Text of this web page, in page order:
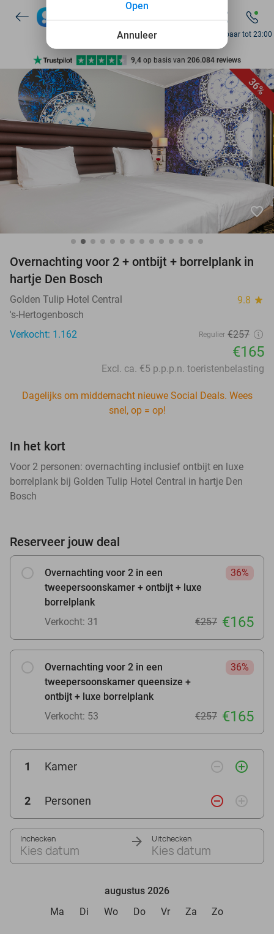
7 dagen per week beschikbaar
10+ miljoen leden
9,4 op basis van 206.084 reviews
Ontdek 15.000+ deals
7 dagen per week beschikbaar
10+ miljoen leden
Bereikbaar tot 23:00
36%
favorite_border
Overnachting voor 2 + ontbijt + borrelplank in
hartje Den Bosch
Golden Tulip Hotel Central 9.8 star
's-Hertogenbosch
Verkocht: 1.162
Regulier €257
€165
Excl. ca. €5 p.p.p.n. toeristenbelasting
Dagelijks om middernacht nieuwe Social Deals. Wees
snel, op = op!
In het kort
Voor 2 personen: overnachting inclusief ontbijt en luxe
borrelplank bij Golden Tulip Hotel Central in hartje Den
Bosch
Reserveer jouw deal
Overnachting voor 2 in een
tweepersoonskamer + ontbijt + luxe
borrelplank
36%
Verkocht: 31 €257 €165
Overnachting voor 2 in een
tweepersoonskamer queensize +
ontbijt + luxe borrelplank
36%
Verkocht: 53 €257 €165
1 Kamer remove_circle_outline add_circle_outline
2 Personen remove_circle_outline add_circle_outline
Inchecken
Kies datum
Uitchecken
Kies datum
augustus 2026
Ma
Di Wo Do Vr Za Zo
Annuleer
Open